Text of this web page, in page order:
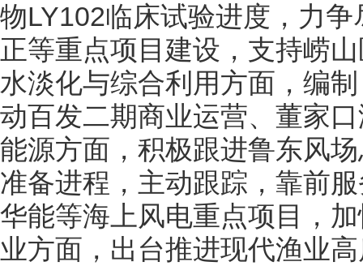
物LY102临床试验进度，力
正等重点项目建设，支持崂
水淡化与综合利用方面，编
动百发二期商业运营、董家
能源方面，积极跟进鲁东风
准备进程，主动跟踪，靠前
华能等海上风电重点项目，
业方面，出台推进现代渔业